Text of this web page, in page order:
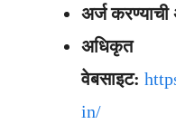
अर्ज करण्याची
अधिकृत
वेबसाइट:
in/